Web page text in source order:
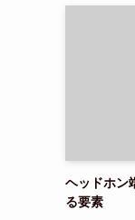
ヘッドホン
る要素